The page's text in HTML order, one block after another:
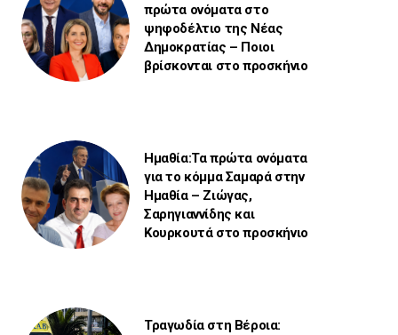
πρώτα ονόματα στο
ψηφοδέλτιο της Νέας
Δημοκρατίας – Ποιοι
βρίσκονται στο προσκήνιο
Ημαθία:Τα πρώτα ονόματα
για το κόμμα Σαμαρά στην
Ημαθία – Ζιώγας,
Σαρηγιαννίδης και
Κουρκουτά στο προσκήνιο
Τραγωδία στη Βέροια: